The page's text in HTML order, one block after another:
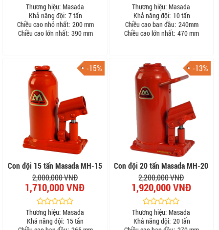
Thương hiệu: Masada
Khả năng đội: 7 tấn
Chiều cao nhỏ nhất: 200 mm
Chiều cao lớn nhất: 390 mm
Thương hiệu: Masada
Khả năng đội: 10 tấn
Chiều cao ban đầu: 240mm
Chiều cao lớn nhất: 470 mm
-15%
Con đội 15 tấn Masada MH-15
2,000,000 VNĐ
1,710,000 VNĐ
Thương hiệu: Masada
Khả năng đội: 15 tấn
-13%
Con đội 20 tấn Masada MH-20
2,200,000 VNĐ
1,920,000 VNĐ
Thương hiệu: Masada
Khả năng đội: 20 tấn